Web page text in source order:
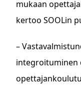
mukaan
kertoo SOOLin
–
integroituminen